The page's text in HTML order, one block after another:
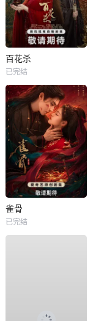
百花杀
已完结
雀骨
已完结